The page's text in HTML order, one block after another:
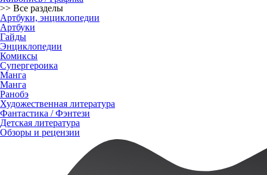
>> Все разделы
Артбуки, энциклопедии
Артбуки
Гайды
Энциклопедии
Комиксы
Супергероика
Манга
Манга
Ранобэ
Художественная литература
Фантастика / Фэнтези
Детская литература
Обзоры и рецензии